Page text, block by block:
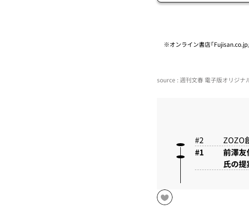
※オンライン書店「Fujisan.co.jp
source : 週刊文春 電子版オリジナ
ZOZO
前澤友
氏の提